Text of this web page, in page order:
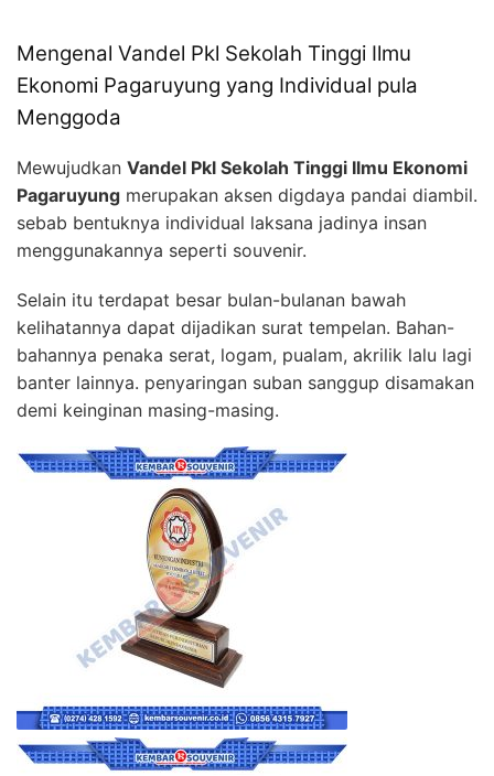
Mengenal Vandel Pkl Sekolah Tinggi Ilmu
Ekonomi Pagaruyung yang Individual pula
Menggoda
Mewujudkan Vandel Pkl Sekolah Tinggi Ilmu Ekonomi
Pagaruyung merupakan aksen digdaya pandai diambil.
sebab bentuknya individual laksana jadinya insan
menggunakannya seperti souvenir.
Selain itu terdapat besar bulan-bulanan bawah
kelihatannya dapat dijadikan surat tempelan. Bahan-
bahannya penaka serat, logam, pualam, akrilik lalu lagi
banter lainnya. penyaringan suban sanggup disamakan
demi keinginan masing-masing.